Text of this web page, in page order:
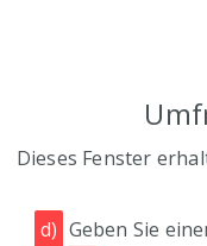
Dieses Fenster
d) Geben Sie